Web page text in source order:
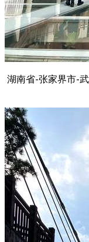
湖南省-张家界市-